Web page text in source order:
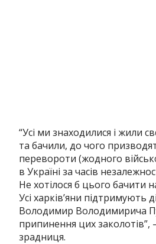
“Усі ми знаходилися і жили
та бачили, до чого
перевороти (жодного
в Україні за часів
Не хотілося б цього бачити
Усі харків’яни підтримують
Володимир Володимирича
припинення цих заколотів”,
зрадниця.